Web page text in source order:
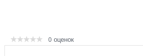
0 оценок